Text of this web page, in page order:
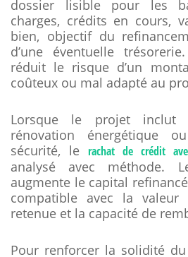
dossier lisible pour les
charges, crédits en cours,
bien, objectif du
d’une éventuelle
réduit le risque d’un
coûteux ou mal adapté au
Lorsque le projet inclut
rénovation énergétique
sécurité, le rachat de crédit
analysé avec méthode.
augmente le capital
compatible avec la
retenue et la capacité de
Pour renforcer la solidité